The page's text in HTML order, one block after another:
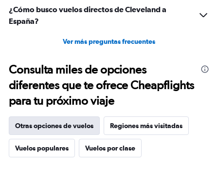
¿Cómo busco vuelos directos de Cleveland a
España?
Ver más preguntas frecuentes
Consulta miles de opciones
diferentes que te ofrece Cheapflights
para tu próximo viaje
Otras opciones de vuelos Regiones más visitadas
Vuelos populares Vuelos por clase